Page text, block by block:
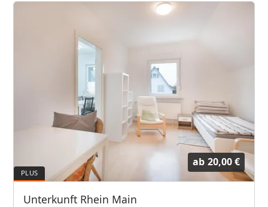
ab 20,00 €
Unterkunft Rhein Main